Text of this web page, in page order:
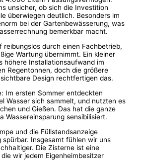
unsicher, ob sich die Investition
überwiegen deutlich. Besonders im
bei der Gartenbewässerung, was
bemerkbar macht.
reibungslos durch einen Fachbetrieb,
Wartung übernimmt. Ein kleiner
höhere Installationsaufwand im
Regentonnen, doch die größere
Design rechtfertigen das.
Im ersten Sommer entdeckten
Wasser sich sammelt, und nutzten es
und Gießen. Das hat die ganze
Wassereinsparung sensibilisiert.
und die Füllstandsanzeige
Insgesamt fühlen wir uns
Die Zisterne ist eine
wir jedem Eigenheimbesitzer